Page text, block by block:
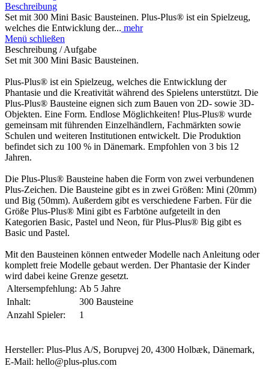
Beschreibung
Set mit 300 Mini Basic Bausteinen. Plus-Plus® ist ein Spielzeug,
welches die Entwicklung der... mehr
Menü schließen
Beschreibung / Aufgabe
Set mit 300 Mini Basic Bausteinen.
Plus-Plus® ist ein Spielzeug, welches die Entwicklung der
Phantasie und die Kreativität während des Spielens unterstützt. Die
Plus-Plus® Bausteine eignen sich zum Bauen von 2D- sowie 3D-
Objekten. Eine Form. Endlose Möglichkeiten! Plus-Plus® wurde
gemeinsam mit führenden Einzelhändlern, Fachmärkten sowie
Schulen und weiteren Institutionen entwickelt. Die Produktion
befindet sich zu 100 % in Dänemark. Empfohlen von 3 bis 12
Jahren.
Die Plus-Plus® Bausteine haben die Form von zwei verbundenen
Plus-Zeichen. Die Bausteine gibt es in zwei Größen: Mini (20mm)
und Big (50mm). Außerdem gibt es verschiedene Farben. Für die
Größe Plus-Plus® Mini gibt es Farbtöne aufgeteilt in den
Kategorien Basic, Pastel und Neon, für Plus-Plus® Big gibt es
Basic und Pastel.
Mit den Bausteinen können entweder Modelle nach Anleitung oder
komplett freie Modelle gebaut werden. Der Phantasie der Kinder
wird dabei keine Grenze gesetzt.
Altersempfehlung: Ab 5 Jahre
Inhalt:
300 Bausteine
Anzahl Spieler:
1
Hersteller: Plus-Plus A/S, Borupvej 20, 4300 Holbæk, Dänemark,
E-Mail: hello@plus-plus.com